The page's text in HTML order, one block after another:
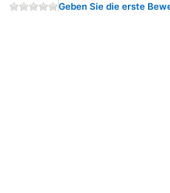
Geben Sie die erste